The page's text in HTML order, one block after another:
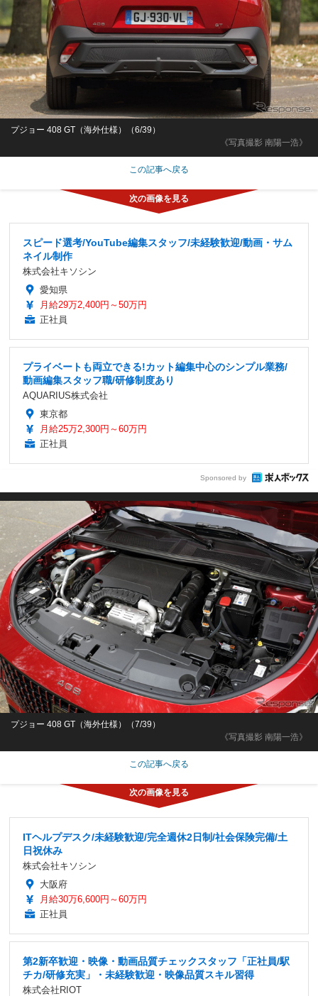
《写真撮影 南陽一浩》
プジョー 408 GT（海外仕様）（6/39）
この記事へ戻る
スピード選考/YouTube編集スタッフ/未経験歓迎/動画・サム
ネイル制作
株式会社キソシン
愛知県
月給29万2,400円～50万円
正社員
プライベートも両立できる!カット編集中心のシンプル業務/
動画編集スタッフ職/研修制度あり
AQUARIUS株式会社
東京都
月給25万2,300円～60万円
正社員
Sponsored by
《写真撮影 南陽一浩》
プジョー 408 GT（海外仕様）（7/39）
この記事へ戻る
ITヘルプデスク/未経験歓迎/完全週休2日制/社会保険完備/土
日祝休み
株式会社キソシン
大阪府
月給30万6,600円～60万円
正社員
第2新卒歓迎・映像・動画品質チェックスタッフ「正社員/駅
チカ/研修充実」・未経験歓迎・映像品質スキル習得
株式会社RIOT